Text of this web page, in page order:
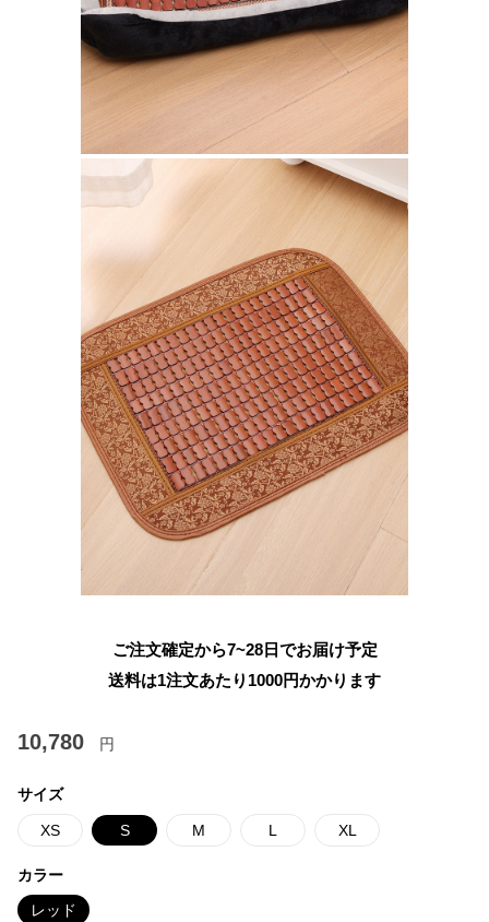
ご注文確定から7~28日でお届け予定
送料は1注文あたり 1000円かかります
10,780 円
サイズ
XS S M L XL
カラー
レッド